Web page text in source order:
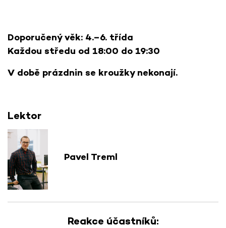
Doporučený věk: 4.–6. třída
Každou středu od 18:00 do 19:30
V době prázdnin se kroužky nekonají.
Lektor
Pavel Treml
Reakce účastníků: